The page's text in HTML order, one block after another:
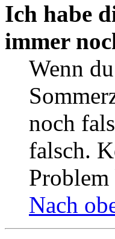
Ich habe
immer
Wenn
noch
falsch.
Problem
Nach